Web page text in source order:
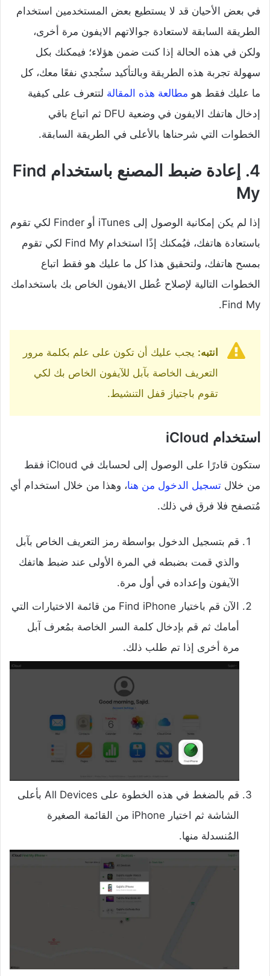
في بعض الأحيان قد لا يستطيع بعض المستخدمين استخدام
الطريقة السابقة لاستعادة جوالاتهم الايفون مرة أخرى،
ولكن في هذه الحالة إذا كنت ضمن هؤلاء؛ فيمكنك بكل
سهولة تجربة هذه الطريقة وبالتأكيد ستُجدي نفعًا معك، كل
ما عليك فقط هو مطالعة هذه المقالة لتتعرف على كيفية
إدخال هاتفك الايفون في وضعية DFU ثم اتباع باقي
الخطوات التي شرحناها بالأعلى في الطريقة السابقة.
4. إعادة ضبط المصنع باستخدام Find
My
إذا لم يكن إمكانية الوصول إلى iTunes أو Finder لكي تقوم
باستعادة هاتفك، فيُمكنك إذًا استخدام Find My لكي تقوم
بمسح هاتفك، ولتحقيق هذا كل ما عليك هو فقط اتباع
الخطوات التالية لإصلاح عُطل الايفون الخاص بك باستخدامك
Find My.
انتبه: يجب عليك أن تكون على علم بكلمة مرور
التعريف الخاصة بآبل للآيفون الخاص بك لكي
تقوم باجتياز قفل التنشيط.
استخدام iCloud
ستكون قادرًا على الوصول إلى لحسابك في iCloud فقط
من خلال تسجيل الدخول من هنا، وهذا من خلال استخدام أي
مُتصفح فلا فرق في ذلك.
قم بتسجيل الدخول بواسطة رمز التعريف الخاص بآبل
والذي قمت بضبطه في المرة الأولى عند ضبط هاتفك
الآيفون وإعداده في أول مرة.
الآن قم باختيار Find iPhone من قائمة الاختيارات التي
أمامك ثم قم بإدخال كلمة السر الخاصة بمُعرف آبل
مرة أخرى إذا تم طلب ذلك.
قم بالضغط في هذه الخطوة على All Devices بأعلى
الشاشة ثم اختيار iPhone من القائمة الصغيرة
المُنسدلة منها.